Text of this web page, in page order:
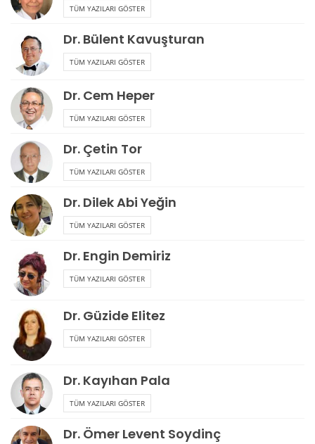
TÜM YAZILARI GÖSTER
Dr. Bülent Kavuşturan
TÜM YAZILARI GÖSTER
Dr. Cem Heper
TÜM YAZILARI GÖSTER
Dr. Çetin Tor
TÜM YAZILARI GÖSTER
Dr. Dilek Abi Yeğin
TÜM YAZILARI GÖSTER
Dr. Engin Demiriz
TÜM YAZILARI GÖSTER
Dr. Güzide Elitez
TÜM YAZILARI GÖSTER
Dr. Kayıhan Pala
TÜM YAZILARI GÖSTER
Dr. Ömer Levent Soydinç